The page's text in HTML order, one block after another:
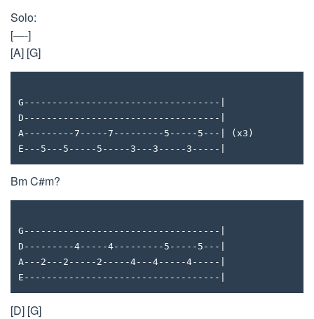
Solo:
[—-]
[A] [G]
G-----------------------------------|
D-----------------------------------|
A---------7-----7---------5-----5---| (x3)
E---5---5-----5-----3---3-----3-----|
Bm C#m?
G-----------------------------------|
D---------4-----4---------5-----5---|
A---2---2-----2-----4---4-----4-----|
E-----------------------------------|
[D] [G]